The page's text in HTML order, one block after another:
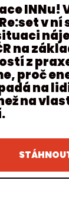
INNu!
v ní
na
z
proč
na
na